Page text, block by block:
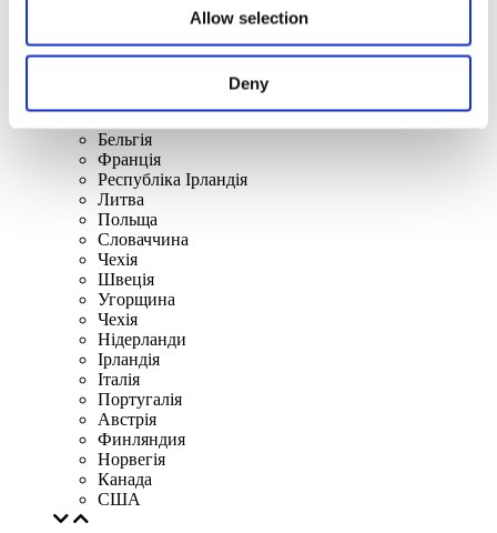
Allow selection
Deny
Усі країни
Великобританія
Бельгія
Франція
Республіка Ірландія
Литва
Польща
Словаччина
Чехія
Швецiя
Угорщина
Чехія
Нідерланди
Iрландія
Iталiя
Португалія
Австрія
Финляндия
Норвегія
Канада
США